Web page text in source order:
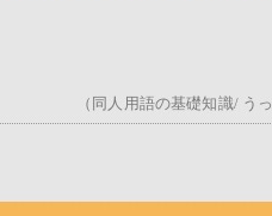
（同人用語の基礎知識/ う